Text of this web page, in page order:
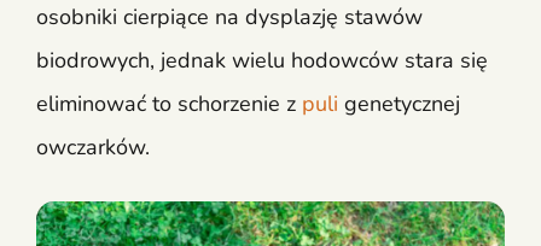
osobniki cierpiące na dysplazję stawów
biodrowych, jednak wielu hodowców stara się
eliminować to schorzenie z puli genetycznej
owczarków.